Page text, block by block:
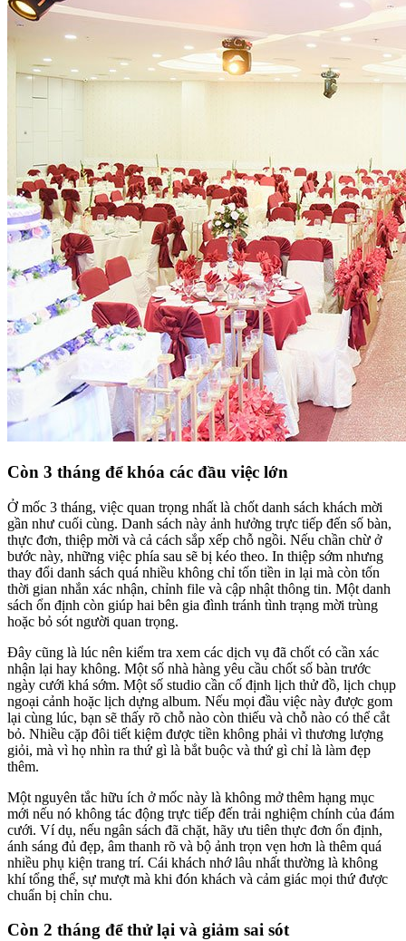
Còn 3 tháng để khóa các đầu việc lớn
Ở mốc 3 tháng, việc quan trọng nhất là chốt danh sách khách mời
gần như cuối cùng. Danh sách này ảnh hưởng trực tiếp đến số bàn,
thực đơn, thiệp mời và cả cách sắp xếp chỗ ngồi. Nếu chần chừ ở
bước này, những việc phía sau sẽ bị kéo theo. In thiệp sớm nhưng
thay đổi danh sách quá nhiều không chỉ tốn tiền in lại mà còn tốn
thời gian nhắn xác nhận, chỉnh file và cập nhật thông tin. Một danh
sách ổn định còn giúp hai bên gia đình tránh tình trạng mời trùng
hoặc bỏ sót người quan trọng.
Đây cũng là lúc nên kiểm tra xem các dịch vụ đã chốt có cần xác
nhận lại hay không. Một số nhà hàng yêu cầu chốt số bàn trước
ngày cưới khá sớm. Một số studio cần cố định lịch thử đồ, lịch chụp
ngoại cảnh hoặc lịch dựng album. Nếu mọi đầu việc này được gom
lại cùng lúc, bạn sẽ thấy rõ chỗ nào còn thiếu và chỗ nào có thể cắt
bỏ. Nhiều cặp đôi tiết kiệm được tiền không phải vì thương lượng
giỏi, mà vì họ nhìn ra thứ gì là bắt buộc và thứ gì chỉ là làm đẹp
thêm.
Một nguyên tắc hữu ích ở mốc này là không mở thêm hạng mục
mới nếu nó không tác động trực tiếp đến trải nghiệm chính của đám
cưới. Ví dụ, nếu ngân sách đã chặt, hãy ưu tiên thực đơn ổn định,
ánh sáng đủ đẹp, âm thanh rõ và bộ ảnh trọn vẹn hơn là thêm quá
nhiều phụ kiện trang trí. Cái khách nhớ lâu nhất thường là không
khí tổng thể, sự mượt mà khi đón khách và cảm giác mọi thứ được
chuẩn bị chỉn chu.
Còn 2 tháng để thử lại và giảm sai sót